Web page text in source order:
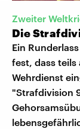
Zweiter
Die
Ein
fest, dass
Wehrdienst
"Strafdivision